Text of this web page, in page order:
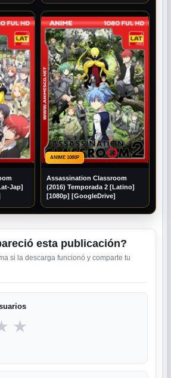
Jap]
ANIME 1080P
Assassination Classroom
(2016) Temporada 2 [Latino]
[1080p] [GoogleDrive]
esta publicación?
si la descarga funcionó y comparte tu
★